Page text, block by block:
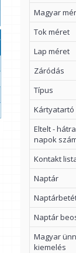
Magyar
Tok méret
Lap méret
Záródás
Típus
Kártyatartó
Eltelt -
napok
Kontakt
Naptár
Naptár
Magyar
kiemelés